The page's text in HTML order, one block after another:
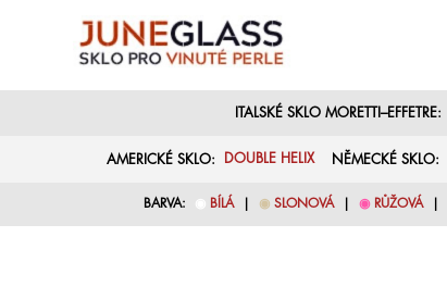
ITALSKÉ SKLO MORETTI–EFFETRE:
AMERICKÉ SKLO: DOUBLE HELIX NĚMECKÉ SKLO:
BARVA: ◉ BÍLÁ| ◉ SLONOVÁ| ◉ RŮŽOVÁ|